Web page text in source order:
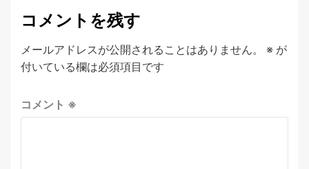
コメントを残す
メールアドレスが公開されることはありません。 ※ が
付いている欄は必須項目です
コメント ※